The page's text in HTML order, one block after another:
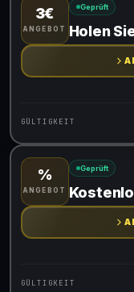
Gültig für
3€
ANGEBOT
Geprüft
Holen
GÜLTIGKEIT
Gültig für
%
ANGEBOT
Geprüft
GÜLTIGKEIT